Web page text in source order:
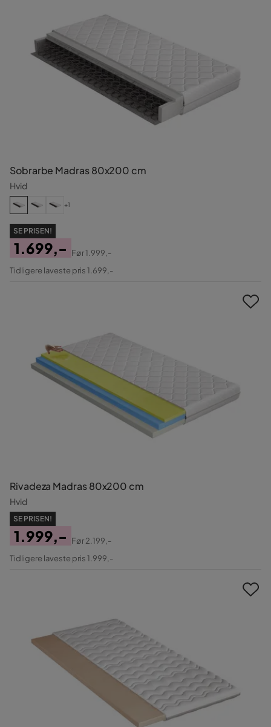
Sobrarbe Madras 80x200 cm
Hvid
+1
SE PRISEN!
Pris
1.699,-
Original
Før1.999,-
Tidligere laveste pris 1.699,-
Rivadeza Madras 80x200 cm
Hvid
SE PRISEN!
Pris
1.999,-
Original
Før2.199,-
Tidligere laveste pris 1.999,-